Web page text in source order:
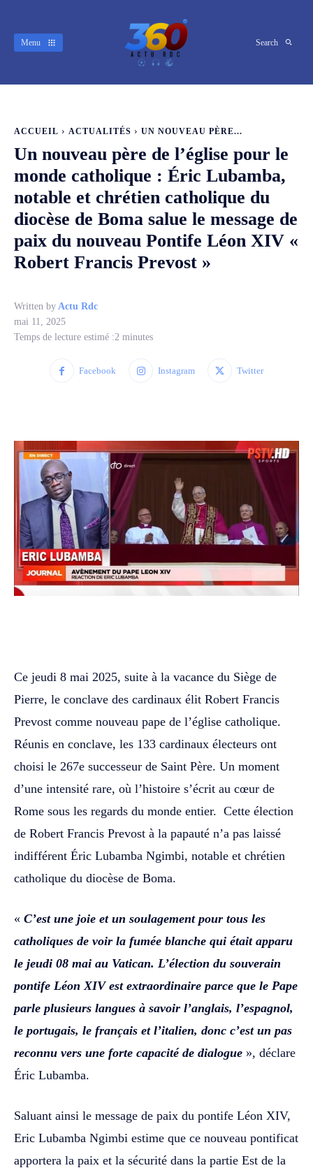
Menu Search
ACCUEIL ACTUALITÉS UN NOUVEAU PÈRE...
Un nouveau père de l’église pour le
monde catholique : Éric Lubamba,
notable et chrétien catholique du
diocèse de Boma salue le message de
paix du nouveau Pontife Léon XIV «
Robert Francis Prevost »
Written by Actu Rdc
mai 11, 2025
Temps de lecture estimé :2 minutes
Facebook Instagram Twitter
‎‎Ce jeudi 8 mai 2025, suite à la vacance du Siège de
Pierre, le conclave des cardinaux élit Robert Francis
Prevost comme nouveau pape de l’église catholique.
Réunis en conclave, les 133 cardinaux électeurs ont
choisi le 267e successeur de Saint Père. Un moment
d’une intensité rare, où l’histoire s’écrit au cœur de
Rome sous les regards du monde entier. Cette élection
de Robert Francis Prevost à la papauté n’a pas laissé
indifférent Éric Lubamba Ngimbi, notable et chrétien
catholique du diocèse de Boma.
‎‎« C’est une joie et un soulagement pour tous les
catholiques de voir la fumée blanche qui était apparu
le jeudi 08 mai au Vatican. L’élection du souverain
pontife Léon XIV est extraordinaire parce que le Pape
parle plusieurs langues à savoir l’anglais, l’espagnol,
le portugais, le français et l’italien, donc c’est un pas
reconnu vers une forte capacité de dialogue », déclare
Éric Lubamba.‎‎
Saluant ainsi le message de paix du pontife Léon XIV,
Eric Lubamba Ngimbi estime que ce nouveau pontificat
apportera la paix et la sécurité dans la partie Est de la